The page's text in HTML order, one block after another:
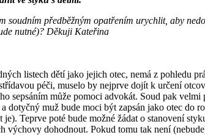
soudním předběžným opatřením urychlit, aby
nutné)? Děkuji Kateřina
listech dětí jako jejich otec, nemá z pohledu
péči, muselo by nejprve dojít k určení
sepsáním může pomoci advokát. Soud pak
muž bude moci být zapsán jako otec do
Teprve poté bude možné žádat o stanovení
výchovy dohodnout. Pokud tomu tak není